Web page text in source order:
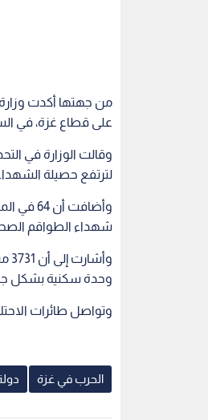
على قطاع غزة، في
لترتفع حصيلة الشهداء إلى 2808 شهداء وإصابة 10,850 مواطنا
شهداء الطواقم الصحية 37 شهيدا، موزعين بين أطباء ومسعفين
وحدة سكنية بشكل جزئي منها 7100 وحدة
وتواصل طائرات
الحرب في غزة